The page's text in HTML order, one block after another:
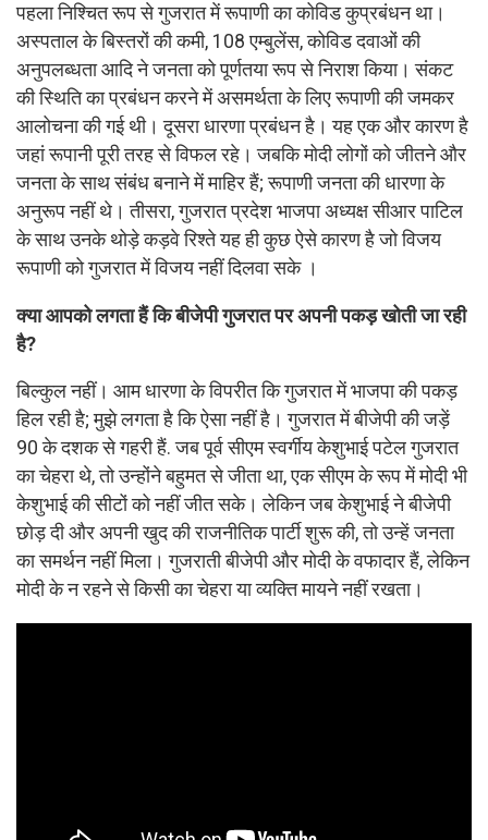
पहला निश्चित रूप से गुजरात में रूपाणी का कोविड कुप्रबंधन था।
अस्पताल के बिस्तरों की कमी, 108 एम्बुलेंस, कोविड दवाओं की
अनुपलब्धता आदि ने जनता को पूर्णतया रूप से निराश किया। संकट
की स्थिति का प्रबंधन करने में असमर्थता के लिए रूपाणी की जमकर
आलोचना की गई थी। दूसरा धारणा प्रबंधन है। यह एक और कारण है
जहां रूपानी पूरी तरह से विफल रहे। जबकि मोदी लोगों को जीतने और
जनता के साथ संबंध बनाने में माहिर हैं; रूपाणी जनता की धारणा के
अनुरूप नहीं थे। तीसरा, गुजरात प्रदेश भाजपा अध्यक्ष सीआर पाटिल
के साथ उनके थोड़े कड़वे रिश्ते यह ही कुछ ऐसे कारण है जो विजय
रूपाणी को गुजरात में विजय नहीं दिलवा सके ।
क्या आपको लगता हैं कि बीजेपी गुजरात पर अपनी पकड़ खोती जा रही
है?
बिल्कुल नहीं। आम धारणा के विपरीत कि गुजरात में भाजपा की पकड़
हिल रही है; मुझे लगता है कि ऐसा नहीं है। गुजरात में बीजेपी की जड़ें
90 के दशक से गहरी हैं. जब पूर्व सीएम स्वर्गीय केशुभाई पटेल गुजरात
का चेहरा थे, तो उन्होंने बहुमत से जीता था, एक सीएम के रूप में मोदी भी
केशुभाई की सीटों को नहीं जीत सके। लेकिन जब केशुभाई ने बीजेपी
छोड़ दी और अपनी खुद की राजनीतिक पार्टी शुरू की, तो उन्हें जनता
का समर्थन नहीं मिला। गुजराती बीजेपी और मोदी के वफादार हैं, लेकिन
मोदी के न रहने से किसी का चेहरा या व्यक्ति मायने नहीं रखता।